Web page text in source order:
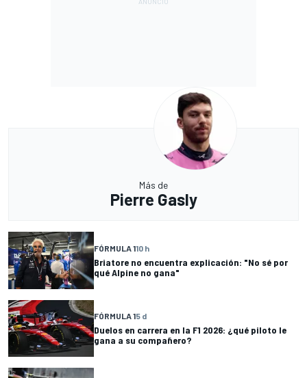
Más de
Pierre Gasly
FÓRMULA 110 h
Briatore no encuentra explicación: "No sé por
qué Alpine no gana"
FÓRMULA 15 d
Duelos en carrera en la F1 2026: ¿qué piloto le
gana a su compañero?